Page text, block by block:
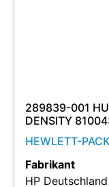
289839-001
DENSITY
HEWLETT-
Fabrikant
HP